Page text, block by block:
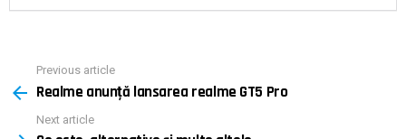
more
Previous article
Realme anunță lansarea realme GT5 Pro
Next article